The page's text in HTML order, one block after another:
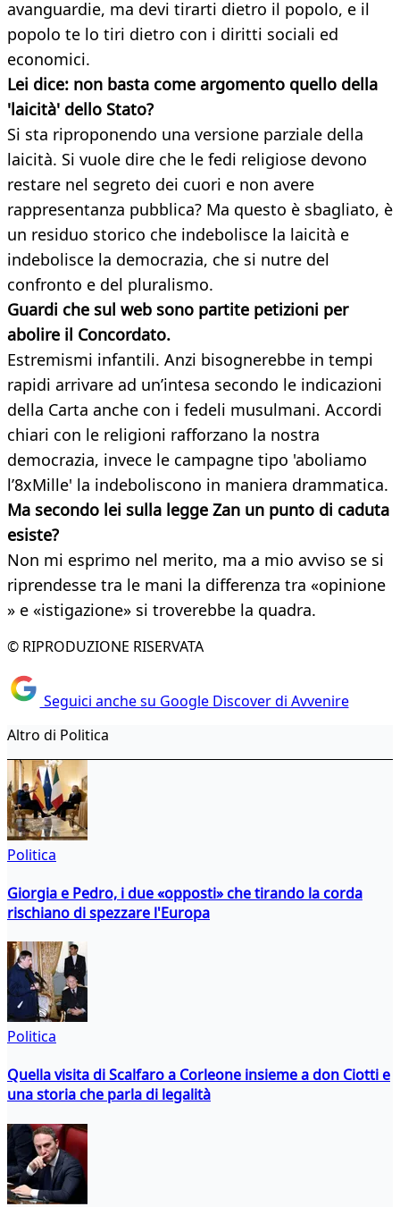
avanguardie, ma devi tirarti dietro il popolo, e il
popolo te lo tiri dietro con i diritti sociali ed
economici.
Lei dice: non basta come argomento quello della
'laicità' dello Stato?
Si sta riproponendo una versione parziale della
laicità. Si vuole dire che le fedi religiose devono
restare nel segreto dei cuori e non avere
rappresentanza pubblica? Ma questo è sbagliato, è
un residuo storico che indebolisce la laicità e
indebolisce la democrazia, che si nutre del
confronto e del pluralismo.
Guardi che sul web sono partite petizioni per
abolire il Concordato.
Estremismi infantili. Anzi bisognerebbe in tempi
rapidi arrivare ad un’intesa secondo le indicazioni
della Carta anche con i fedeli musulmani. Accordi
chiari con le religioni rafforzano la nostra
democrazia, invece le campagne tipo 'aboliamo
l’8xMille' la indeboliscono in maniera drammatica.
Ma secondo lei sulla legge Zan un punto di caduta
esiste?
Non mi esprimo nel merito, ma a mio avviso se si
riprendesse tra le mani la differenza tra «opinione
» e «istigazione» si troverebbe la quadra.
© RIPRODUZIONE RISERVATA
Seguici anche su Google Discover di Avvenire
Altro di Politica
Politica
Giorgia e Pedro, i due «opposti» che tirando la corda
rischiano di spezzare l'Europa
Politica
Quella visita di Scalfaro a Corleone insieme a don Ciotti e
una storia che parla di legalità